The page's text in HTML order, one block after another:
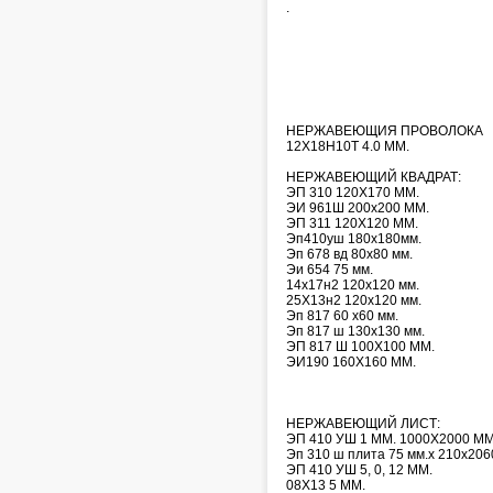
НЕРЖАВЕЮЩИЯ ПРОВОЛОКА
12Х18Н10Т 4.0 ММ.
НЕРЖАВЕЮЩИЙ КВАДРАТ:
ЭП 310 120Х170 ММ.
ЭИ 961Ш 200х200 ММ.
ЭП 311 120Х120 ММ.
Эп410уш 180х180мм.
Эп 678 вд 80х80 мм.
Эи 654 75 мм.
14х17н2 120х120 мм.
25Х13н2 120х120 мм.
Эп 817 60 х60 мм.
Эп 817 ш 130х130 мм.
ЭП 817 Ш 100Х100 ММ.
ЭИ190 160Х160 ММ.
НЕРЖАВЕЮЩИЙ ЛИСТ:
ЭП 410 УШ 1 ММ. 1000Х2000 ММ.
Эп 310 ш плита 75 мм.х
ЭП 410 УШ 5, 0, 12 ММ.
08Х13 5 ММ.